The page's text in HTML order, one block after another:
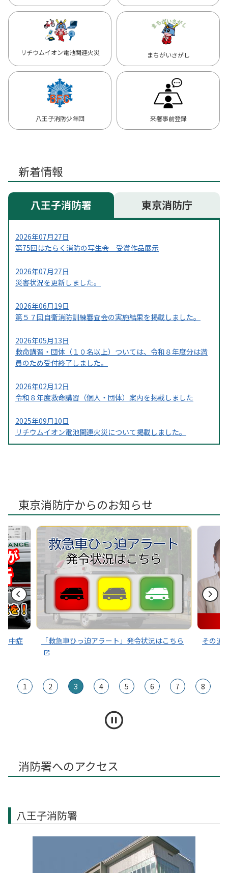
リチウムイオン電池関連火災 まちがいさがし
八王子消防少年団 来署事前登録
新着情報
八王子消防署 東京消防庁
2026年07月27日
第75回はたらく消防の写生会 受賞作品展示
2026年07月27日
災害状況を更新しました。
2026年06月19日
第５７回自衛消防訓練審査会の実施結果を掲載しました。
2026年05月13日
救命講習・団体（１０名以上）ついては、令和８年度分は満
員のため受付終了しました。
2026年02月12日
令和８年度救命講習（個人・団体）案内を掲載しました
2025年09月10日
リチウムイオン電池関連火災について掲載しました。
「救急ひっ迫」・「適正利用」まちがいさがしを掲載しまし
た。
東京消防庁からのお知らせ
中症 「救急車ひっ迫アラート」発令状況はこちら その通
1 2 3 4 5 6 7 8
消防署へのアクセス
八王子消防署